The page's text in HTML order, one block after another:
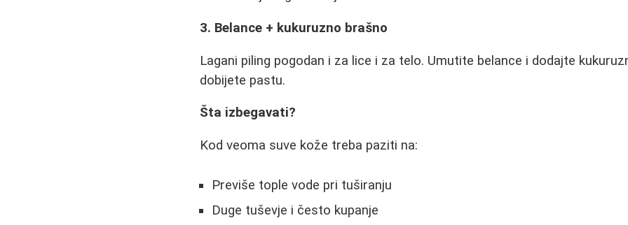
3. Belance + kukuruzno brašno
Lagani piling pogodan i za lice i za telo. Umutite belance i dodajte
dobijete pastu.
Šta izbegavati?
Kod veoma suve kože treba paziti na:
Previše tople vode pri tuširanju
Duge tuševje i često kupanje